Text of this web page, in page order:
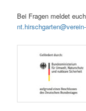
Bei Fra­gen mel­det